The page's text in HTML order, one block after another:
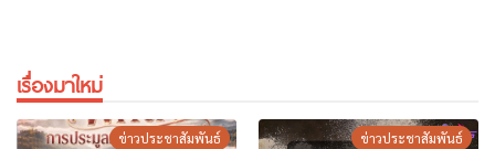
เรื่องมาใหม่
ข่าวประชาสัมพันธ์ ข่าวประชาสัมพันธ์